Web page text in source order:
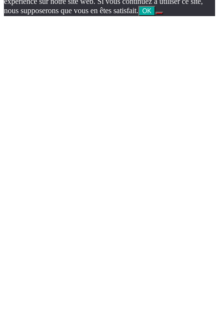
nous supposerons que vous en êtes satisfait. OK